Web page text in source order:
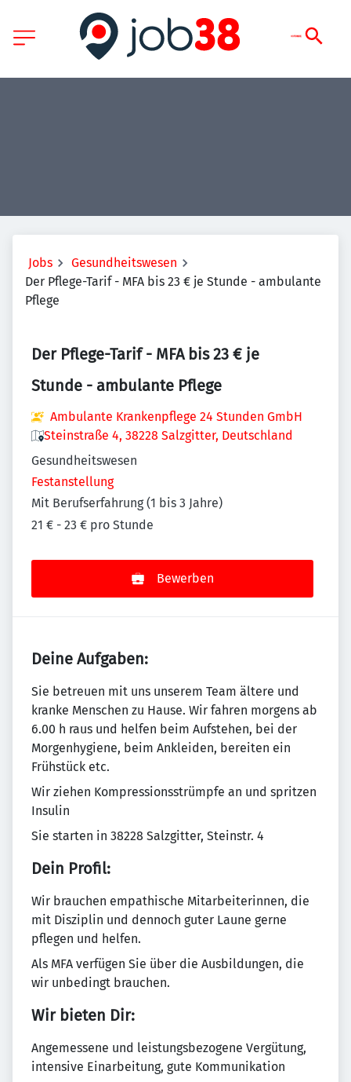
Jobs
Gesundheitswesen
Der Pflege-Tarif - MFA bis 23 € je Stunde - ambulante
Pflege
Der Pflege-Tarif - MFA bis 23 € je
Stunde - ambulante Pflege
Ambulante Krankenpflege 24 Stunden GmbH
Steinstraße 4, 38228 Salzgitter, Deutschland
Gesundheitswesen
Festanstellung
Mit Berufserfahrung (1 bis 3 Jahre)
21 € - 23 € pro Stunde
Bewerben
Deine Aufgaben:
Sie betreuen mit uns unserem Team ältere und
kranke Menschen zu Hause. Wir fahren morgens ab
6.00 h raus und helfen beim Aufstehen, bei der
Morgenhygiene, beim Ankleiden, bereiten ein
Frühstück etc.
Wir ziehen Kompressionsstrümpfe an und spritzen
Insulin
Sie starten in 38228 Salzgitter, Steinstr. 4
Dein Profil:
Wir brauchen empathische Mitarbeiterinnen, die
mit Disziplin und dennoch guter Laune gerne
pflegen und helfen.
Als MFA verfügen Sie über die Ausbildungen, die
wir unbedingt brauchen.
Wir bieten Dir:
Angemessene und leistungsbezogene Vergütung,
intensive Einarbeitung, gute Kommunikation